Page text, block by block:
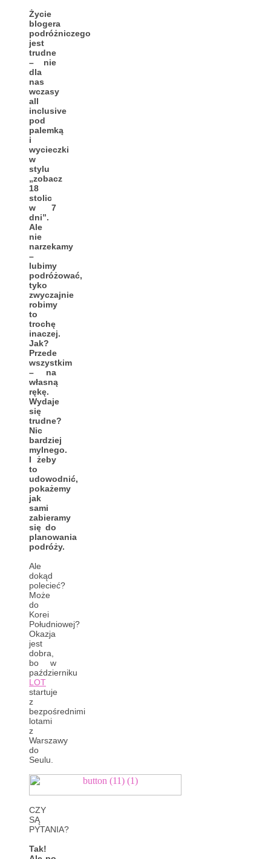
Życie
blogera
podróżniczego
jest
trudne
– nie
dla
nas
wczasy
all
inclusive
pod
palemką
i
wycieczki
w
stylu
„zobacz
18
stolic
w 7
dni”.
Ale
nie
narzekamy
–
lubimy
podróżować,
tyko
zwyczajnie
robimy
to
trochę
inaczej.
Jak?
Przede
wszystkim
– na
własną
rękę.
Wydaje
się
trudne?
Nic
bardziej
mylnego.
I żeby
to
udowodnić,
pokażemy
jak
sami
zabieramy
się do
planowania
podróży.
Ale
dokąd
polecieć?
Może
do
Korei
Południowej?
Okazja
jest
dobra,
bo w
październiku
LOT
startuje
z
bezpośrednimi
lotami
z
Warszawy
do
Seulu.
CZY
SĄ
PYTANIA?
Tak!